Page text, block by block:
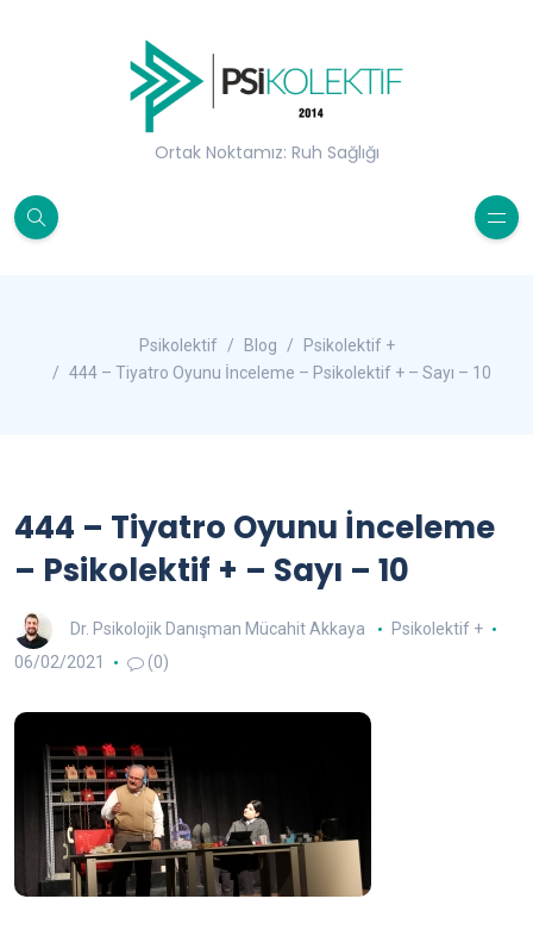
Ortak Noktamız: Ruh Sağlığı
Psikolektif Blog
Psikolektif +
444 – Tiyatro Oyunu İnceleme – Psikolektif + – Sayı – 10
444 – Tiyatro Oyunu İnceleme
– Psikolektif + – Sayı – 10
Dr. Psikolojik Danışman Mücahit Akkaya
Psikolektif +
06/02/2021
(0)